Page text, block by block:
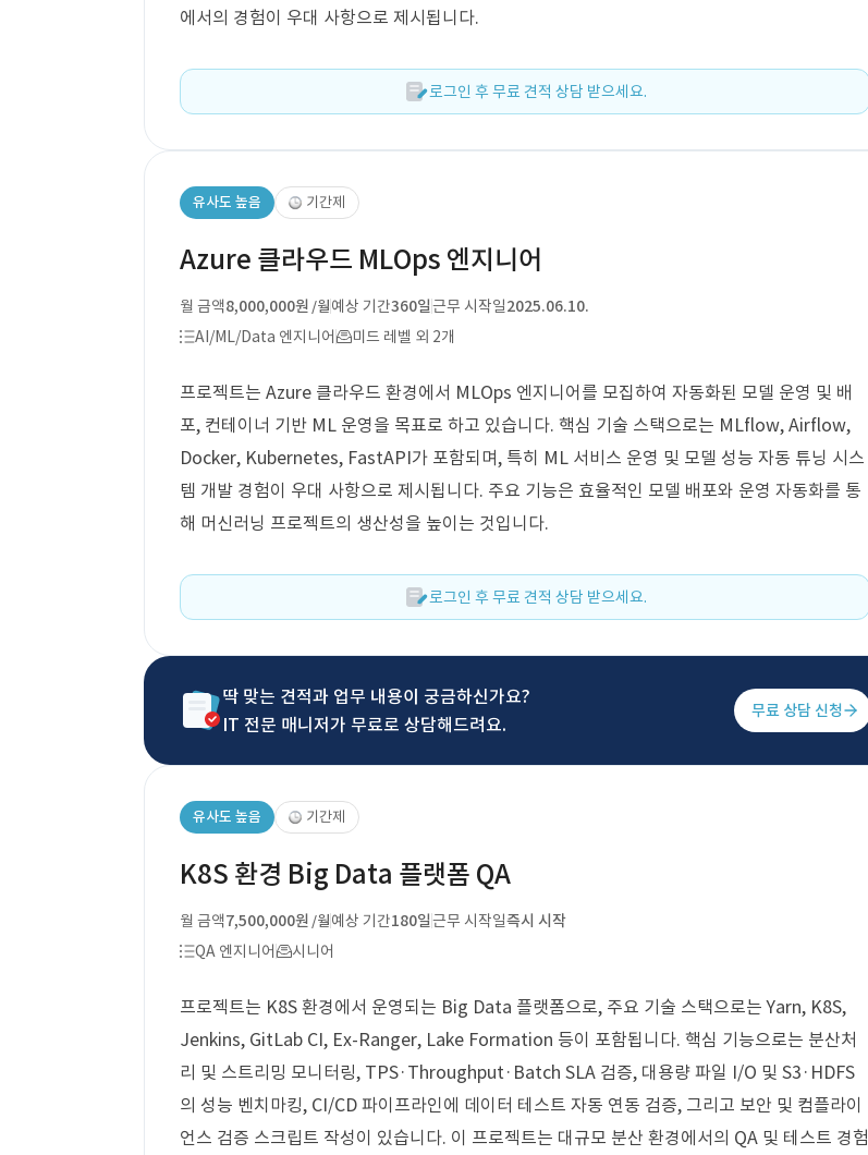
에서의 경험이 우대 사항으로 제시됩니다.
로그인 후 무료 견적 상담 받으세요.
유사도 높음 기간제
Azure 클라우드 MLOps 엔지니어
월 금액8,000,000원 /월예상 기간360일근무 시작일2025.06.10.
AI/ML/Data 엔지니어
미드 레벨 외 2개
프로젝트는 Azure 클라우드 환경에서 MLOps 엔지니어를 모집하여 자동화된 모델 운영 및 배
포, 컨테이너 기반 ML 운영을 목표로 하고 있습니다. 핵심 기술 스택으로는 MLflow, Airflow,
Docker, Kubernetes, FastAPI가 포함되며, 특히 ML 서비스 운영 및 모델 성능 자동 튜닝 시스
템 개발 경험이 우대 사항으로 제시됩니다. 주요 기능은 효율적인 모델 배포와 운영 자동화를 통
해 머신러닝 프로젝트의 생산성을 높이는 것입니다.
로그인 후 무료 견적 상담 받으세요.
딱 맞는 견적과 업무 내용이 궁금하신가요?
IT 전문 매니저가 무료로 상담해드려요.
무료 상담 신청
유사도 높음 기간제
K8S 환경 Big Data 플랫폼 QA
월 금액7,500,000원 /월예상 기간180일근무 시작일즉시 시작
QA 엔지니어
시니어
프로젝트는 K8S 환경에서 운영되는 Big Data 플랫폼으로, 주요 기술 스택으로는 Yarn, K8S,
Jenkins, GitLab CI, Ex-Ranger, Lake Formation 등이 포함됩니다. 핵심 기능으로는 분산처
리 및 스트리밍 모니터링, TPS·Throughput·Batch SLA 검증, 대용량 파일 I/O 및 S3·HDFS
의 성능 벤치마킹, CI/CD 파이프라인에 데이터 테스트 자동 연동 검증, 그리고 보안 및 컴플라이
언스 검증 스크립트 작성이 있습니다. 이 프로젝트는 대규모 분산 환경에서의 QA 및 테스트 경험